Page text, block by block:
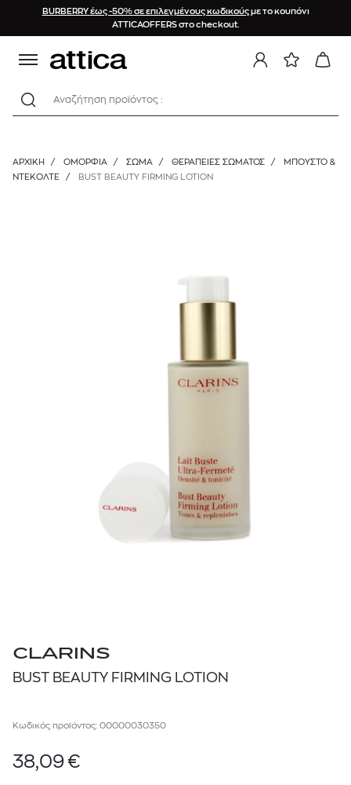
BURBERRY έως -50% σε επιλεγμένους κωδικούςμε το κουπόνι
ATTICAOFFERS στο checkout.
Αναζήτηση προϊόντος :
ΑΡΧΙΚΉ / ΟΜΟΡΦΙΑ / ΣΩΜΑ / ΘΕΡΑΠΕΊΕΣ ΣΏΜΑΤΟΣ /
ΜΠΟΎΣΤΟ &
ΝΤΕΚΟΛΤΈ
/ BUST BEAUTY FIRMING LOTION
CLARINS
BUST BEAUTY FIRMING LOTION
Κωδικός προϊόντος: 00000030350
38,09€